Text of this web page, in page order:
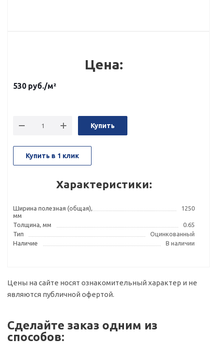
Цена:
530 руб./м²
Купить
Купить в 1 клик
Характеристики:
Ширина полезная (общая),
мм
1250
Толщина, мм
0.65
Тип
Оцинкованный
Наличие
В наличии
Цены на сайте носят ознакомительный характер и не
являются публичной офертой.
Сделайте заказ одним из
способов: